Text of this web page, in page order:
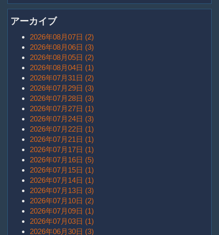
アーカイブ
2026年08月07日 (2)
2026年08月06日 (3)
2026年08月05日 (2)
2026年08月04日 (1)
2026年07月31日 (2)
2026年07月29日 (3)
2026年07月28日 (3)
2026年07月27日 (1)
2026年07月24日 (3)
2026年07月22日 (1)
2026年07月21日 (1)
2026年07月17日 (1)
2026年07月16日 (5)
2026年07月15日 (1)
2026年07月14日 (1)
2026年07月13日 (3)
2026年07月10日 (2)
2026年07月09日 (1)
2026年07月03日 (1)
2026年06月30日 (3)